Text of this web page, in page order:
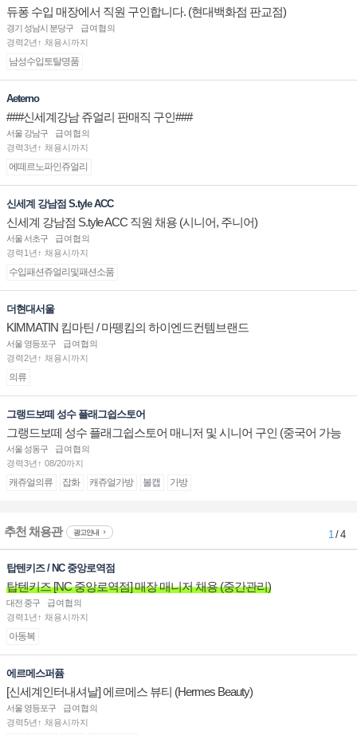
듀퐁 수입 매장에서 직원 구인합니다. (현대백화점 판교점)
경기 성남시 분당구
급여협의
경력2년↑ 채용시까지
남성수입토탈명품
Aeterno
###신세계강남 쥬얼리 판매직 구인###
서울 강남구
급여협의
경력3년↑ 채용시까지
에떼르노파인쥬얼리
신세계 강남점 S.tyle ACC
신세계 강남점 S.tyle ACC 직원 채용 (시니어, 주니어)
서울 서초구
급여협의
경력1년↑ 채용시까지
수입패션쥬얼리및패션소품
더현대서울
KIMMATIN 킴마틴 / 마뗑킴의 하이엔드컨템브랜드
서울 영등포구
급여협의
경력2년↑ 채용시까지
의류
그랭드보떼 성수 플래그쉽스토어
그랭드보떼 성수 플래그쉽스토어 매니저 및 시니어 구인 (중국어 가능
자)
서울 성동구
급여협의
경력3년↑ 08/20까지
캐쥬얼의류 잡화 캐쥬얼가방 볼캡 가방
추천 채용관 광고안내 1/ 4
탑텐키즈 / NC 중앙로역점
탑텐키즈 [NC 중앙로역점] 매장 매니저 채용 (중간관리)
대전 중구
급여협의
경력1년↑ 채용시까지
아동복
에르메스퍼퓸
[신세계인터내셔날] 에르메스 뷰티 (Hermes Beauty)
서울 영등포구
급여협의
경력5년↑ 채용시까지